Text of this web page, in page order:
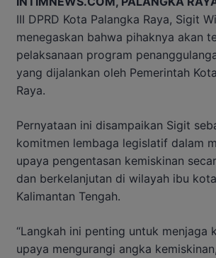
III DPRD Kota Palangka Raya, Sigit
menegaskan bahwa pihaknya akan
pelaksanaan program
yang dijalankan oleh Pemerintah
Raya.
Pernyataan ini disampaikan Sigit
komitmen lembaga legislatif dalam
upaya pengentasan kemiskinan
dan berkelanjutan di wilayah ibu
Kalimantan Tengah.
“Langkah ini penting untuk menjaga
upaya mengurangi angka